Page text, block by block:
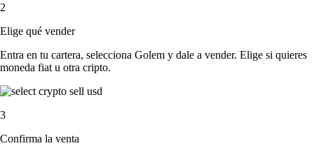
2
Elige qué vender
Entra en tu cartera, selecciona Golem y dale a vender. Elige si quieres
moneda fiat u otra cripto.
3
Confirma la venta